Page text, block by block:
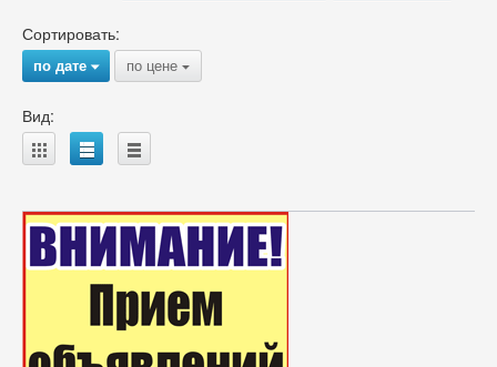
Сортировать:
по дате{ по цене {
Вид:
A B C